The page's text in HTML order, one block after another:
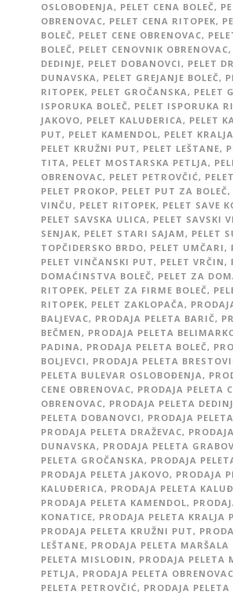
OSLOBOĐENJA, PELET CENA BOLEČ,
OBRENOVAC, PELET CENA RITOPEK,
BOLEČ, PELET CENE OBRENOVAC,
BOLEČ, PELET CENOVNIK OBRENOVAC,
DEDINJE, PELET DOBANOVCI, PELET
DUNAVSKA, PELET GREJANJE BOLEČ,
RITOPEK, PELET GROČANSKA, PELET
ISPORUKA BOLEČ, PELET ISPORUKA
JAKOVO, PELET KALUĐERICA, PELET
PUT, PELET KAMENDOL, PELET
PELET KRUŽNI PUT, PELET LEŠTANE,
TITA, PELET MOSTARSKA PETLJA,
OBRENOVAC, PELET PETROVČIĆ,
PELET PROKOP, PELET PUT ZA BOLEČ,
VINČU, PELET RITOPEK, PELET SAVE
PELET SAVSKA ULICA, PELET SAVSKI
SENJAK, PELET STARI SAJAM, PELET
TOPČIDERSKO BRDO, PELET UMČARI,
PELET VINČANSKI PUT, PELET VRČIN,
DOMAĆINSTVA BOLEČ, PELET ZA
RITOPEK, PELET ZA FIRME BOLEČ,
RITOPEK, PELET ZAKLOPAČA,
BALJEVAC, PRODAJA PELETA BARIČ,
BEČMEN, PRODAJA PELETA
PADINA, PRODAJA PELETA BOLEČ,
BOLJEVCI, PRODAJA PELETA
PELETA BULEVAR OSLOBOĐENJA,
CENE OBRENOVAC, PRODAJA PELETA
OBRENOVAC, PRODAJA PELETA
PELETA DOBANOVCI, PRODAJA
PRODAJA PELETA DRAŽEVAC,
DUNAVSKA, PRODAJA PELETA
PELETA GROČANSKA, PRODAJA
PRODAJA PELETA JAKOVO, PRODAJA
KALUĐERICA, PRODAJA PELETA
PRODAJA PELETA KAMENDOL,
KONATICE, PRODAJA PELETA KRALJA
PRODAJA PELETA KRUŽNI PUT,
LEŠTANE, PRODAJA PELETA
PELETA MISLOĐIN, PRODAJA PELETA
PETLJA, PRODAJA PELETA OBRENOVAC
PELETA PETROVČIĆ, PRODAJA